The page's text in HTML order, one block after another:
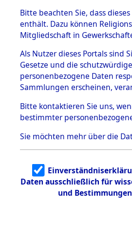
BESTÄNDE
1.
mente
5. Verschiedenes
5.3
Todesmärsche
5.3.1 Alliierte
Erhebungen
zu
Todesmärsch
en
5.3.2
Identifizierun
g
5.3.3
Todesmärsch
Bitte beachten Sie, dass
enthält. Dazu können
Mitgliedschaft in
Als Nutzer dieses Portals sind
Gesetze und die
personenbezogene Daten
Sammlungen erscheinen,
Bitte kontaktieren Sie uns,
bestimmter
Sie möchten mehr über die
Daten ausschließlich für
und